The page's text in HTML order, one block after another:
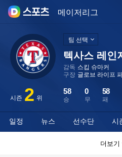
메이저리그
텍사스 레인
감독 스킵 슈마커
구장 글로브 라이프
시즌 2 위 승
58
무
0
패
58
팀 선택
일정 뉴스 선수단 시
더보기